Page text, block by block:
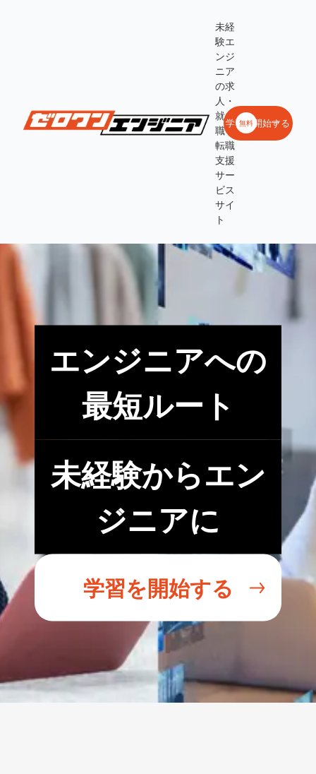
未経
験エ
ンジ
ニア
の求
人・
就
職・
転職
支援
サー
ビス
サイ
ト
無料
学習を開始する
エンジニアへの
最短ルート
未経験からエン
ジニアに
学習を開始する